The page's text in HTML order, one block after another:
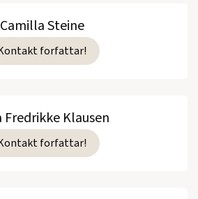
Camilla Steine
forfattar!
Fredrikke Klausen
forfattar!